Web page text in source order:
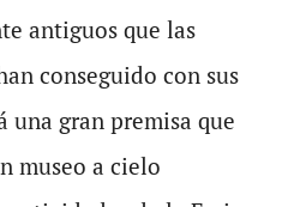
antiguos que las
conseguido con sus
una gran premisa que
museo a cielo